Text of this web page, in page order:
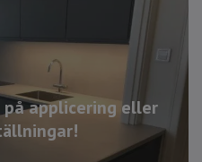
applicering eller